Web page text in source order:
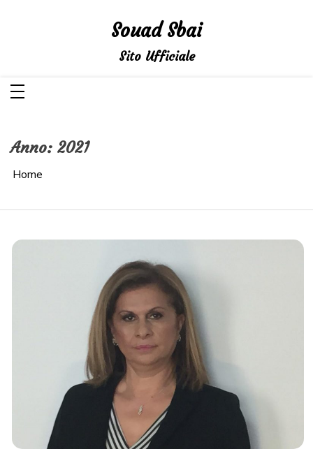
Souad Sbai
Sito Ufficiale
Anno: 2021
Home